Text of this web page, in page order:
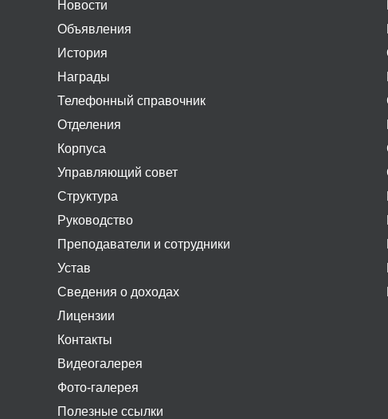
Новости
Объявления
История
Награды
Телефонный справочник
Отделения
Корпуса
Управляющий совет
Структура
Руководство
Преподаватели и сотрудники
Устав
Сведения о доходах
Лицензии
Контакты
Видеогалерея
Фото-галерея
Полезные ссылки